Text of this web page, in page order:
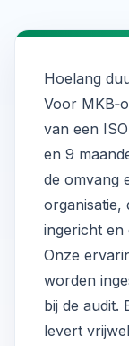
Hoelang
Voor
van een
en 9
de omvang
organisatie,
ingericht en
Onze
worden
bij de audit.
levert